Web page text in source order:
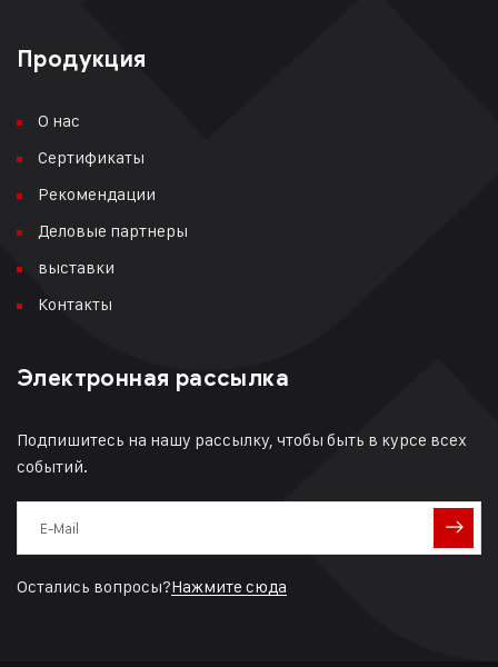
Продукция
О нас
Сертификаты
Рекомендации
Деловые партнеры
выставки
Контакты
Электронная рассылка
Подпишитесь на нашу рассылку, чтобы быть в курсе всех
событий.
Остались вопросы?Нажмите сюда